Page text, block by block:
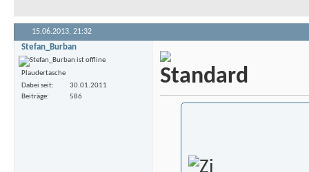
15.06.2013, 21:32
Stefan_Burban
Plaudertasche
Dabei seit
30.01.2011
Beiträge
586